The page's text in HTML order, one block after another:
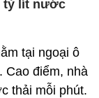
tỷ lít nước
tại ngoại ô
Cao điểm, nhà
thải mỗi phút.